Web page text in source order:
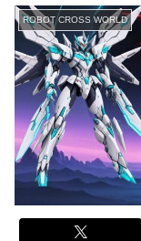
ROBOT CROSS WORLD